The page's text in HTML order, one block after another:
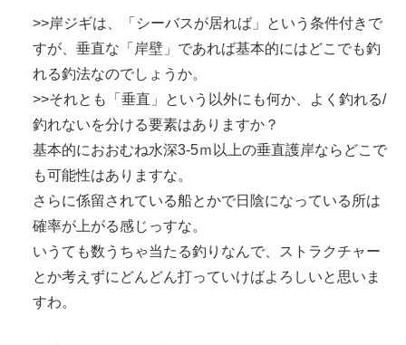
>>岸ジギは、「シーバスが居れば」という条件付きで
すが、垂直な「岸壁」であれば基本的にはどこでも釣
れる釣法なのでしょうか。
>>それとも「垂直」という以外にも何か、よく釣れる/
釣れないを分ける要素はありますか？
基本的におおむね水深3-5ｍ以上の垂直護岸ならどこで
も可能性はありますな。
さらに係留されている船とかで日陰になっている所は
確率が上がる感じっすな。
いうても数うちゃ当たる釣りなんで、ストラクチャー
とか考えずにどんどん打っていけばよろしいと思いま
すわ。